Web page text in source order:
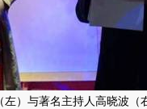
左）与著名主持人高晓波（